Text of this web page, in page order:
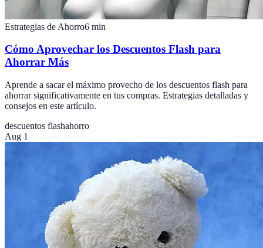
Estrategias de Ahorro6 min
Cómo Aprovechar los Descuentos Flash para
Ahorrar Más
Aprende a sacar el máximo provecho de los descuentos flash para
ahorrar significativamente en tus compras. Estrategias detalladas y
consejos en este artículo.
descuentos flashahorro
Aug 1